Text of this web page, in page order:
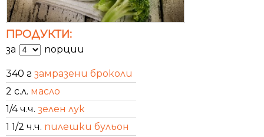
ПРОДУКТИ:
за порции
340 г замразени броколи
2 с.л. масло
1/4 ч.ч. зелен лук
1 1/2 ч.ч. пилешки бульон